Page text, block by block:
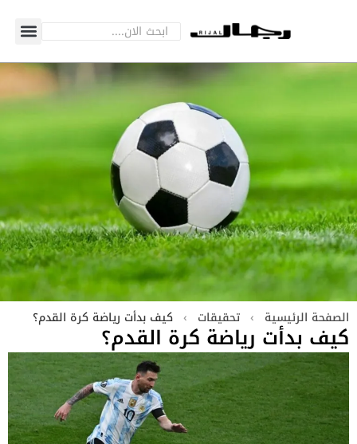
الصفحة الرئيسية › تحقيقات › كيف بدأت رياضة كرة القدم؟
كيف بدأت رياضة كرة القدم؟